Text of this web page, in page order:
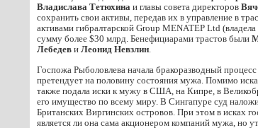
Владислава Тетюхина и главы совета директоров
сохранить свои активы, передав их в управление в
активами гибралтарской Group MENATEP Ltd
сумму более $30 млрд. Бенефициарами трастов были
Лебедев и Леонид Невзлин.
Госпожа Рыболовлева начала бракоразводный
претендует на половину состояния мужа. Помимо
также подала иски к мужу в США, на Кипре, в
его имущество по всему миру. В Сингапуре суд
Британских Виргинских островов. При этом в исках
является ли она сама акционером компаний мужа, но